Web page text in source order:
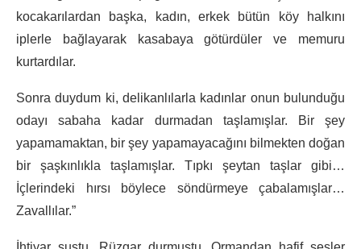
kocakarılardan başka, kadın, erkek bütün köy halkını
iplerle bağlayarak kasabaya götürdüler ve memuru
kurtardılar.
Sonra duydum ki, delikanlılarla kadınlar onun bulunduğu
odayı sabaha kadar durmadan taşlamışlar. Bir şey
yapamamaktan, bir şey yapamayacağını bilmekten doğan
bir şaşkınlıkla taşlamışlar. Tıpkı şeytan taşlar gibi…
İçlerindeki hırsı böylece söndürmeye çabalamışlar…
Zavallılar.”